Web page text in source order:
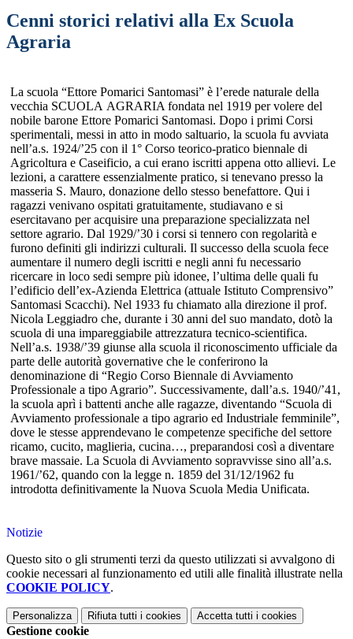
Cenni storici relativi alla Ex Scuola
Agraria
La scuola “Ettore Pomarici Santomasi” è l’erede naturale della
vecchia SCUOLA AGRARIA fondata nel 1919 per volere del
nobile barone Ettore Pomarici Santomasi. Dopo i primi Corsi
sperimentali, messi in atto in modo saltuario, la scuola fu avviata
nell’a.s. 1924/’25 con il 1° Corso teorico-pratico biennale di
Agricoltura e Caseificio, a cui erano iscritti appena otto allievi. Le
lezioni, a carattere essenzialmente pratico, si tenevano presso la
masseria S. Mauro, donazione dello stesso benefattore. Qui i
ragazzi venivano ospitati gratuitamente, studiavano e si
esercitavano per acquisire una preparazione specializzata nel
settore agrario. Dal 1929/’30 i corsi si tennero con regolarità e
furono definiti gli indirizzi culturali. Il successo della scuola fece
aumentare il numero degli iscritti e negli anni fu necessario
ricercare in loco sedi sempre più idonee, l’ultima delle quali fu
l’edificio dell’ex-Azienda Elettrica (attuale Istituto Comprensivo”
Santomasi Scacchi). Nel 1933 fu chiamato alla direzione il prof.
Nicola Leggiadro che, durante i 30 anni del suo mandato, dotò la
scuola di una impareggiabile attrezzatura tecnico-scientifica.
Nell’a.s. 1938/’39 giunse alla scuola il riconoscimento ufficiale da
parte delle autorità governative che le conferirono la
denominazione di “Regio Corso Biennale di Avviamento
Professionale a tipo Agrario”. Successivamente, dall’a.s. 1940/’41,
la scuola aprì i battenti anche alle ragazze, diventando “Scuola di
Avviamento professionale a tipo agrario ed Industriale femminile”,
dove le stesse apprendevano le competenze specifiche del settore
ricamo, cucito, maglieria, cucina…, preparandosi così a diventare
brave massaie. La Scuola di Avviamento sopravvisse sino all’a.s.
1961/’62, quando con la legge n. 1859 del 31/12/1962 fu
introdotta definitivamente la Nuova Scuola Media Unificata.
Notizie
Questo sito o gli strumenti terzi da questo utilizzati si avvalgono di
cookie necessari al funzionamento ed utili alle finalità illustrate nella
COOKIE POLICY.
Personalizza Rifiuta tutti i cookies Accetta tutti i cookies
Gestione cookie